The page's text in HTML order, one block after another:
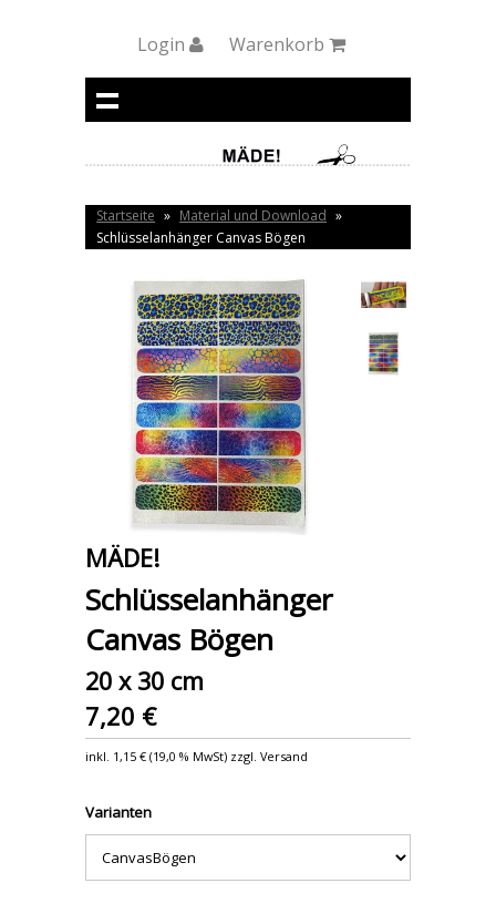
Login Warenkorb
Startseite » Material und Download »
Schlüsselanhänger Canvas Bögen
MÄDE!
Schlüsselanhänger
Canvas Bögen
20 x 30 cm
7,20 €
inkl. 1,15 € (19,0 % MwSt) zzgl. Versand
Varianten